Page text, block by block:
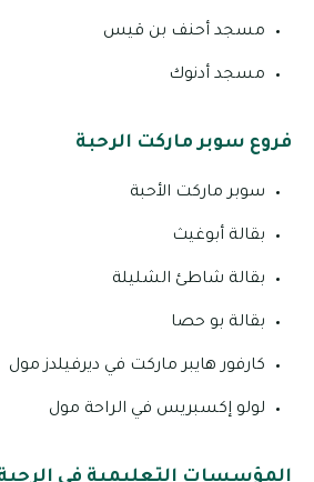
مسجد أحنف بن قيس
مسجد أدنوك
فروع سوبر ماركت الرحبة
سوبر ماركت الأحبة
بقالة أبوغيث
بقالة شاطئ الشليلة
بقالة بو حصا
كارفور هايبر ماركت في ديرفيلدز مول
لولو إكسبريس في الراحة مول
المؤسسات التعليمية في